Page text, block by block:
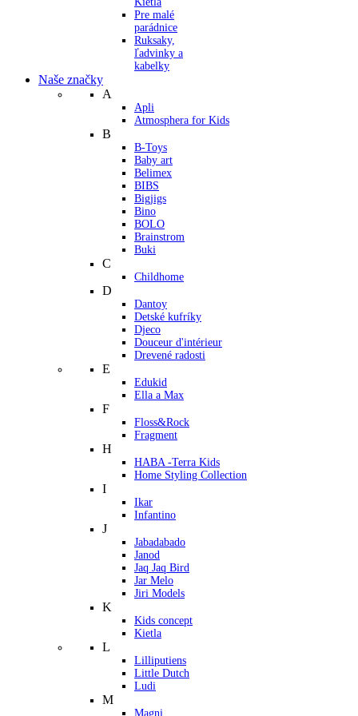
Pre malé
parádnice
Ruksaky,
ľadvinky a
kabelky
Naše značky
A
Apli
Atmosphera for Kids
B
B-Toys
Baby art
Belimex
BIBS
Bigjigs
Bino
BOLO
Brainstrom
Buki
C
Childhome
D
Dantoy
Detské kufríky
Djeco
Douceur d'intérieur
Drevené radosti
E
Edukid
Ella a Max
F
Floss&Rock
Fragment
H
HABA -Terra Kids
Home Styling Collection
I
Ikar
Infantino
J
Jabadabado
Janod
Jaq Jaq Bird
Jar Melo
Jiri Models
K
Kids concept
Kietla
L
Lilliputiens
Little Dutch
Ludi
M
Magni